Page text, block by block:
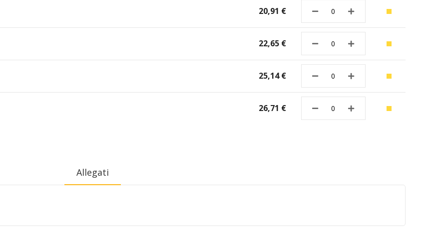
20,91 €
22,65 €
25,14 €
26,71 €
Allegati